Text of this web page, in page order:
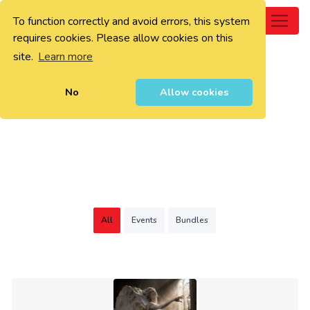
To function correctly and avoid errors, this system
requires cookies. Please allow cookies on this
site. Learn more
No Allow cookies
0
All Events Bundles